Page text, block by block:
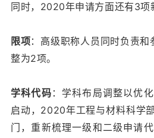
同时，2020年申请方面还有3项
限项：高级职称人员同时负责
整为2项。
学科代码 ：学科布局调整以优
启动，2020年工程与材料科学
门，重新梳理一级和二级申请